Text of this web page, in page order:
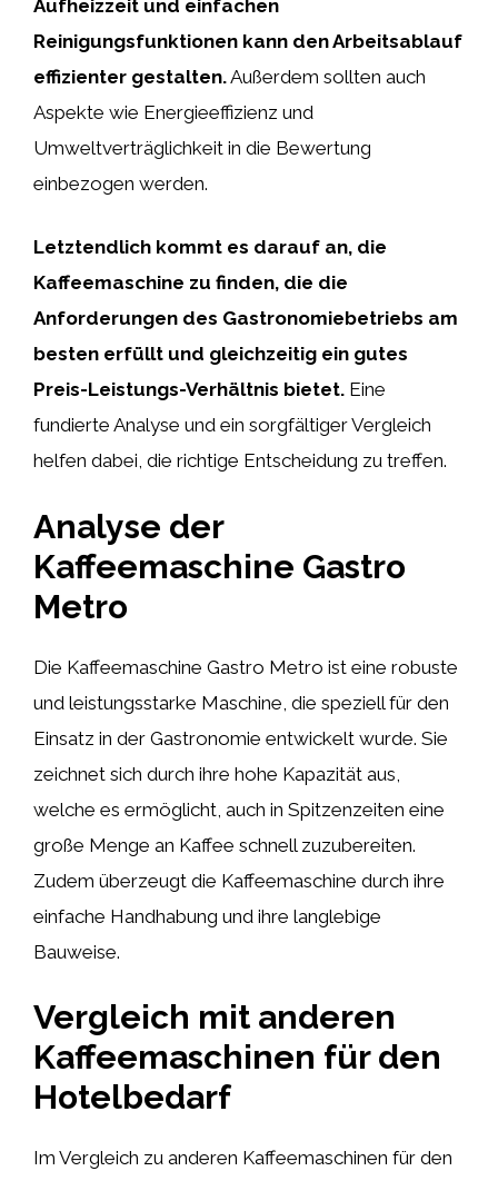
Aufheizzeit und einfachen
Reinigungsfunktionen kann den Arbeitsablauf
effizienter gestalten.Außerdem sollten auch
Aspekte wie Energieeffizienz und
Umweltverträglichkeit in die Bewertung
einbezogen werden.
Letztendlich kommt es darauf an, die
Kaffeemaschine zu finden, die die
Anforderungen des Gastronomiebetriebs am
besten erfüllt und gleichzeitig ein gutes
Preis-Leistungs-Verhältnis bietet. Eine
fundierte Analyse und ein sorgfältiger Vergleich
helfen dabei, die richtige Entscheidung zu treffen.
Analyse der
Kaffeemaschine Gastro
Metro
Die Kaffeemaschine Gastro Metro ist eine robuste
und leistungsstarke Maschine, die speziell für den
Einsatz in der Gastronomie entwickelt wurde. Sie
zeichnet sich durch ihre hohe Kapazität aus,
welche es ermöglicht, auch in Spitzenzeiten eine
große Menge an Kaffee schnell zuzubereiten.
Zudem überzeugt die Kaffeemaschine durch ihre
einfache Handhabung und ihre langlebige
Bauweise.
Vergleich mit anderen
Kaffeemaschinen für den
Hotelbedarf
Im Vergleich zu anderen Kaffeemaschinen für den